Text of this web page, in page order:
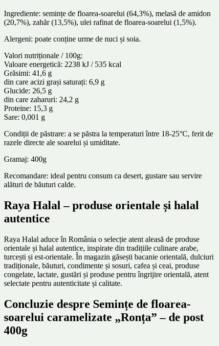
Ingrediente: semințe de floarea-soarelui (64,3%), melasă de amidon
(20,7%), zahăr (13,5%), ulei rafinat de floarea-soarelui (1,5%).
Alergeni: poate conține urme de nuci și soia.
Valori nutriționale / 100g:
Valoare energetică: 2238 kJ / 535 kcal
Grăsimi: 41,6 g
din care acizi grași saturați: 6,9 g
Glucide: 26,5 g
din care zaharuri: 24,2 g
Proteine: 15,3 g
Sare: 0,001 g
Condiții de păstrare: a se păstra la temperaturi între 18-25°C, ferit de
razele directe ale soarelui și umiditate.
Gramaj: 400g
Recomandare: ideal pentru consum ca desert, gustare sau servire
alături de băuturi calde.
Raya Halal – produse orientale și halal
autentice
Raya Halal aduce în România o selecție atent aleasă de produse
orientale și halal autentice, inspirate din tradițiile culinare arabe,
turcești și est-orientale. În magazin găsești bacanie orientală, dulciuri
tradiționale, băuturi, condimente și sosuri, cafea și ceai, produse
congelate, lactate, gustări și produse pentru îngrijire orientală, atent
selectate pentru autenticitate și calitate.
Concluzie despre Semințe de floarea-
soarelui caramelizate „Ronța” – de post
400g